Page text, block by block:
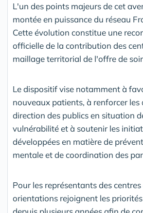
L'un des points majeurs de cet
montée en puissance du réseau
Cette évolution constitue une
officielle de la contribution des
maillage territorial de l'offre de
Le dispositif vise notamment à
nouveaux patients, à renforcer les
direction des publics en situation
vulnérabilité et à soutenir les
développées en matière de
mentale et de coordination des
Pour les représentants des centres
orientations rejoignent les